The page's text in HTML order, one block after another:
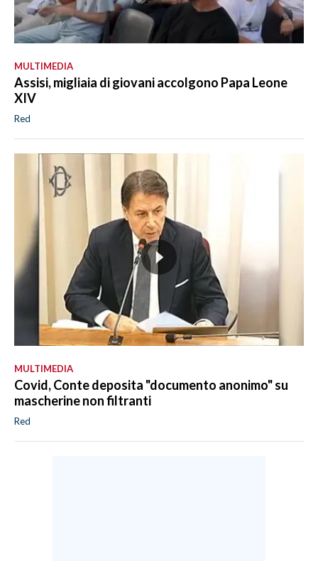
MULTIMEDIA
Assisi, migliaia di giovani accolgono Papa Leone
XIV
Red
MULTIMEDIA
Covid, Conte deposita "documento anonimo" su
mascherine non filtranti
Red